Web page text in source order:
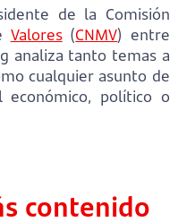
de la Comisión
Valores(CNMV) entre
analiza tanto temas a
cualquier asunto de
político o
contenido